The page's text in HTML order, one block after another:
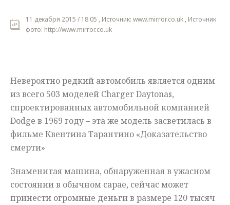
11 декабря 2015 / 18:05 , Источник: www.mirror.co.uk , Источник
фото: http://www.mirror.co.uk
Невероятно редкий автомобиль является одним
из всего 503 моделей Charger Daytonas,
спроектированных автомобильной компанией
Dodge в 1969 году – эта же модель засветилась в
фильме Квентина Тарантино «Доказательство
смерти»
Знаменитая машина, обнаруженная в ужасном
состоянии в обычном сарае, сейчас может
принести огромные деньги в размере 120 тысяч